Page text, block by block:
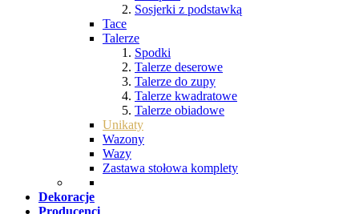
Sosjerki z podstawką
Tace
Talerze
Spodki
Talerze deserowe
Talerze do zupy
Talerze kwadratowe
Talerze obiadowe
Unikaty
Wazony
Wazy
Zastawa stołowa komplety
Dekoracje
Producenci